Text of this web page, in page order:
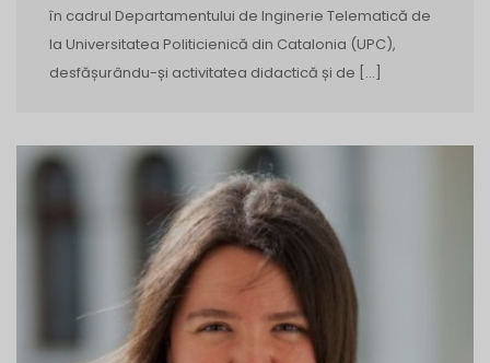
în cadrul Departamentului de Inginerie Telematică de
la Universitatea Politicienică din Catalonia (UPC),
desfășurându-și activitatea didactică și de […]